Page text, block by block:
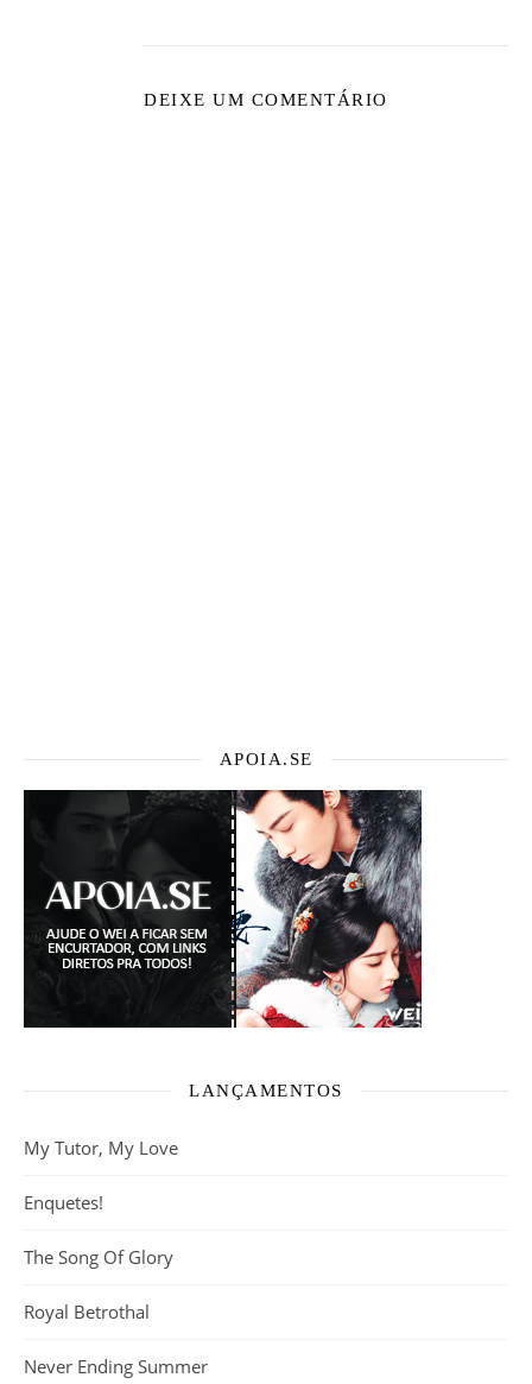
DEIXE UM COMENTÁRIO
APOIA.SE
LANÇAMENTOS
My Tutor, My Love
Enquetes!
The Song Of Glory
Royal Betrothal
Never Ending Summer